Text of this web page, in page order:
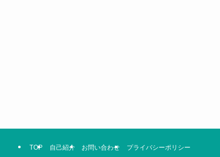
TOP 自己紹介 お問い合わせ プライバシーポリシー